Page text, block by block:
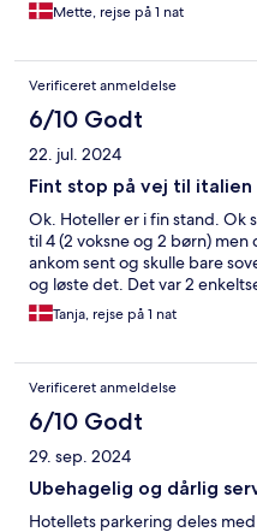
Mette, rejse på 1 nat
Verificeret anmeldelse
6/10 Godt
22. jul. 2024
Fint stop på vej til italien
Ok. Hoteller er i fin stand. Ok
til 4 (2 voksne og 2 børn)
ankom sent og skulle bare
og løste det. Det var 2
Tanja, rejse på 1 nat
Verificeret anmeldelse
6/10 Godt
29. sep. 2024
Ubehagelig og dårlig
Hotellets parkering deles